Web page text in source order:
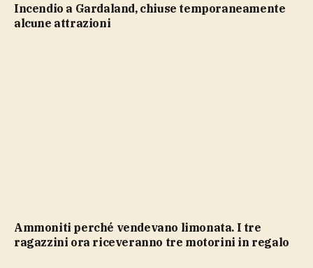
Incendio a Gardaland, chiuse temporaneamente
alcune attrazioni
Ammoniti perché vendevano limonata. I tre
ragazzini ora riceveranno tre motorini in regalo